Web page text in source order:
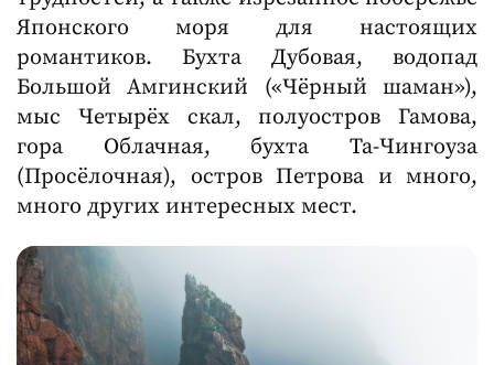
Японского моря для настоящих
романтиков. Бухта Дубовая, водопад
Большой Амгинский («Чёрный шаман»),
мыс Четырёх скал, полуостров Гамова,
гора Облачная, бухта Та-Чингоуза
(Просёлочная), остров Петрова и много,
много других интересных мест.